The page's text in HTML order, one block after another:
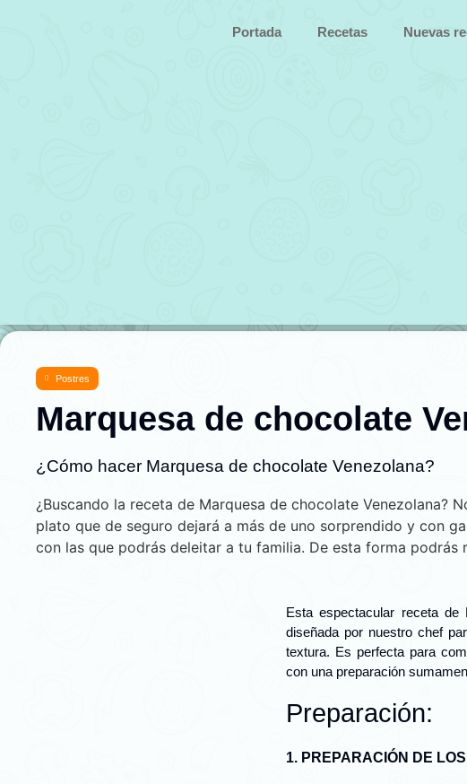
Portada Recetas Nuevas
Postres
Marquesa de chocolate
¿Cómo hacer Marquesa de chocolate Venezolana?
¿Buscando la receta de Marquesa de chocolate Venezolana?
plato que de seguro dejará a más de uno sorprendido y con
con las que podrás deleitar a tu familia. De esta forma
Esta espectacular receta de
diseñada por nuestro chef
textura. Es perfecta para
con una preparación
Preparación:
1. PREPARACIÓN DE